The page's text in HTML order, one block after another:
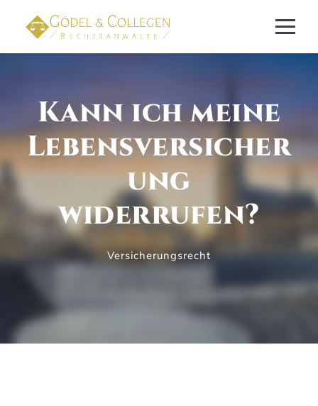
Kann ich meine
Lebensversicher
ung
widerrufen?
Versicherungsrecht